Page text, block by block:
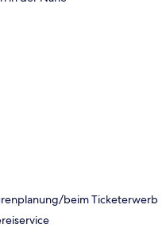
beim Ticketerwerb